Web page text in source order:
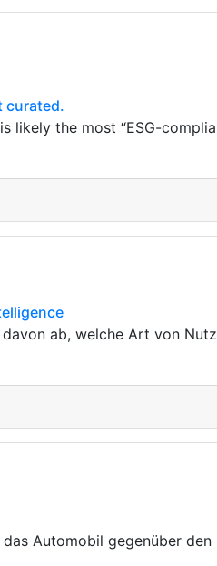
curated.
likely the most “ESG-
ab, welche Art von
Automobil gegenüber den